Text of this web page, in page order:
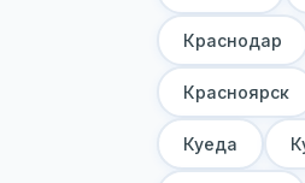
Краснодар
Красноярск
Куеда